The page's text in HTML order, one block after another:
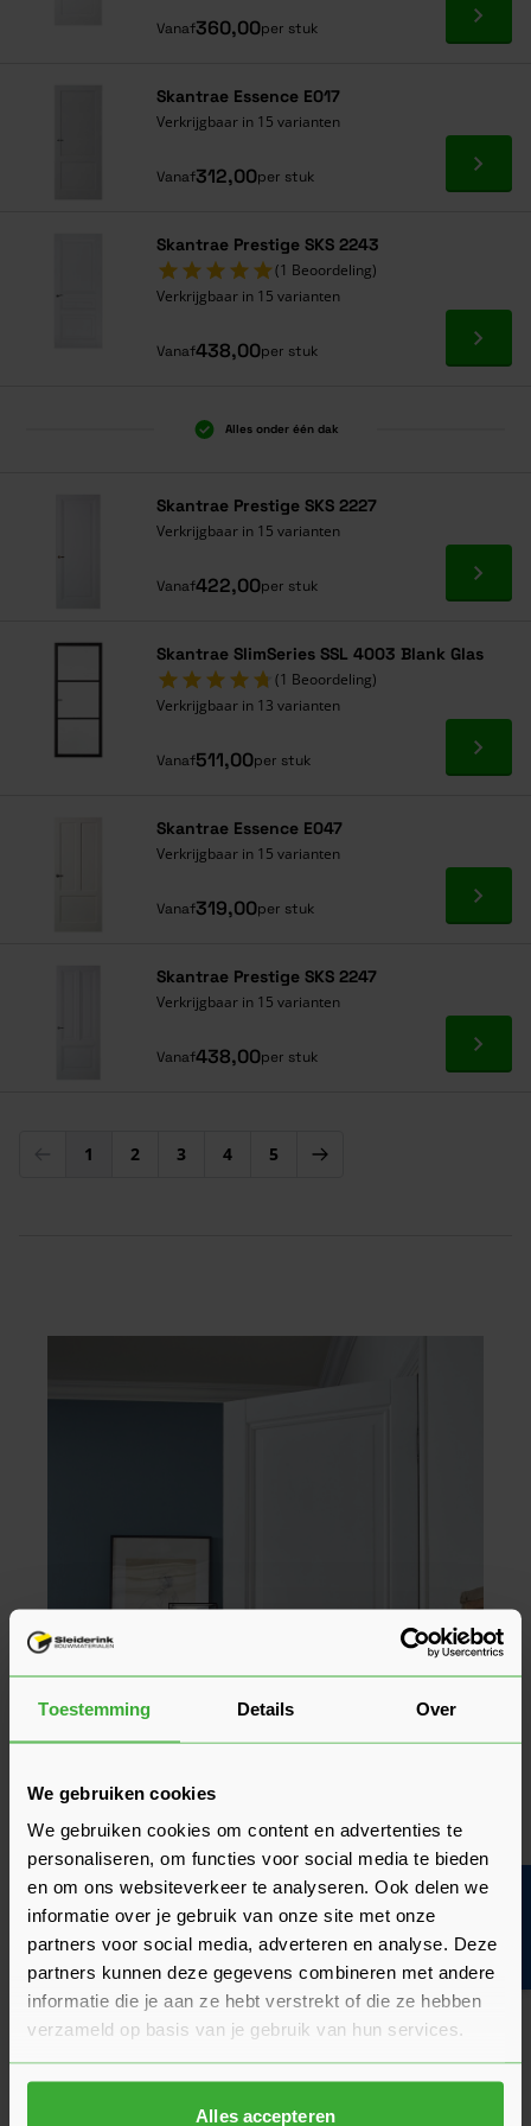
Toestemming Details Over
We gebruiken cookies
We gebruiken cookies om content en advertenties te
personaliseren, om functies voor social media te bieden
en om ons websiteverkeer te analyseren. Ook delen we
informatie over je gebruik van onze site met onze
partners voor social media, adverteren en analyse. Deze
partners kunnen deze gegevens combineren met andere
informatie die je aan ze hebt verstrekt of die ze hebben
verzameld op basis van je gebruik van hun services.
Alles accepteren
Vanaf360,00per stuk Ga
Skantrae Essence E017
Verkrijgbaar in 15 varianten
Vanaf312,00per stuk Ga
Skantrae Prestige SKS 2243
(1 Beoordeling)
Verkrijgbaar in 15 varianten
Vanaf438,00per stuk Ga
Alles onder één dak
Skantrae Prestige SKS 2227
Verkrijgbaar in 15 varianten
Vanaf422,00per stuk Ga
Skantrae SlimSeries SSL 4003 Blank Glas
(1 Beoordeling)
Verkrijgbaar in 13 varianten
Vanaf511,00per stuk Ga
Skantrae Essence E047
Verkrijgbaar in 15 varianten
Vanaf319,00per stuk Ga
Skantrae Prestige SKS 2247
Verkrijgbaar in 15 varianten
Vanaf438,00per stuk Ga
U lees momenteel pagina
1 Pagina
2 Pagina
3 Pagina
4 Pagina
5
Kies een massieve binnendeur voor
kwaliteit en geluidsdemping
massieve binnendeurstaat voor duurzaamheid en